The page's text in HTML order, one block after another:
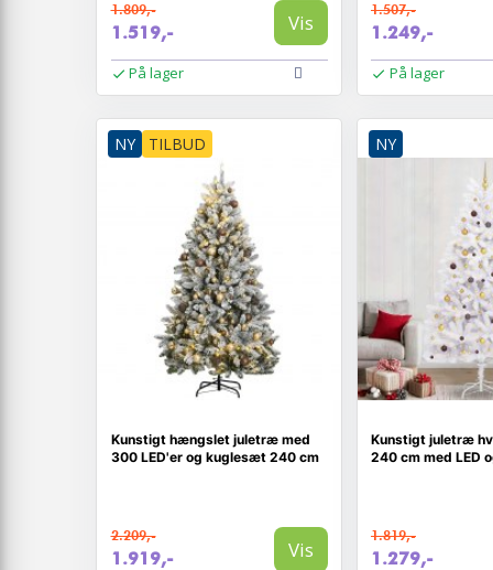
1.809,-
1.519,- Vis
På lager
1.507,-
1.249,-
På lager
NY TILBUD
Kunstigt hængslet juletræ med
300 LED'er og kuglesæt 240 cm
2.209,-
1.919,- Vis
NY
Kunstigt juletræ
240 cm med LED
1.819,-
1.279,-